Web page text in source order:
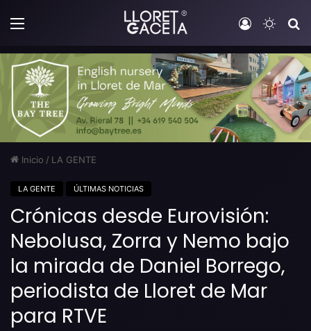
Menú Iniciar
Inicio / LA GENTE
LA GENTE ÚLTIMAS NOTICIAS
Crónicas desde Eurovisión:
Nebolusa, Zorra y Nemo bajo
la mirada de Daniel Borrego,
periodista de Lloret de Mar
para RTVE